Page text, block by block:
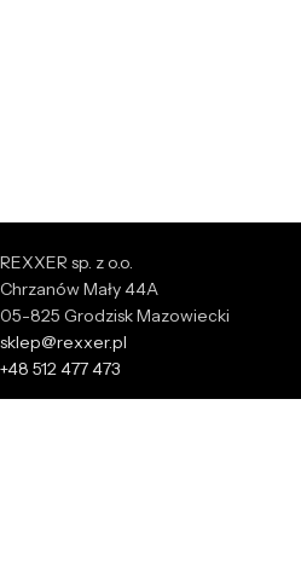
REXXER sp. z o.o.
Chrzanów Mały 44A
05-825 Grodzisk Mazowiecki
sklep@rexxer.pl
+48 512 477 473